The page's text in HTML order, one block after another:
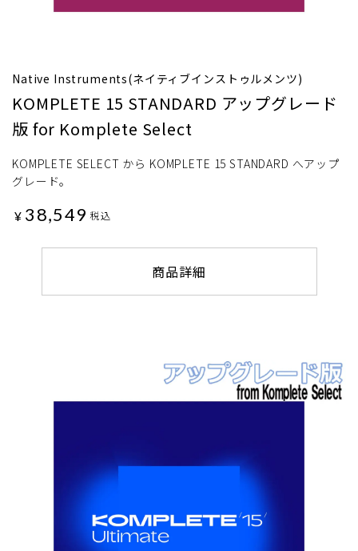
Native Instruments(ネイティブインストゥルメンツ)
KOMPLETE 15 STANDARD アップグレード
版 for Komplete Select
KOMPLETE SELECT から KOMPLETE 15 STANDARD へアップ
グレード。
¥ 38,549 税込
商品詳細